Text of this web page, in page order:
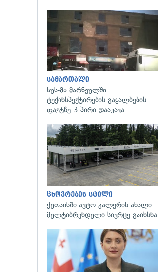
სამართალი
სუს-მა მარნეულში
ტექინსპექტირების გაყალბების
ფაქტზე 3 პირი დააკავა
ცხოვრების სტილი
ქუთაისში ავტო გალერის ახალი
მულტიბრენდული სივრცე გაიხსნა